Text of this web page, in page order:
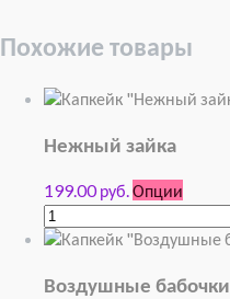
Похожие товары
Нежный зайка
199.00 руб.Опции
Воздушные бабочки